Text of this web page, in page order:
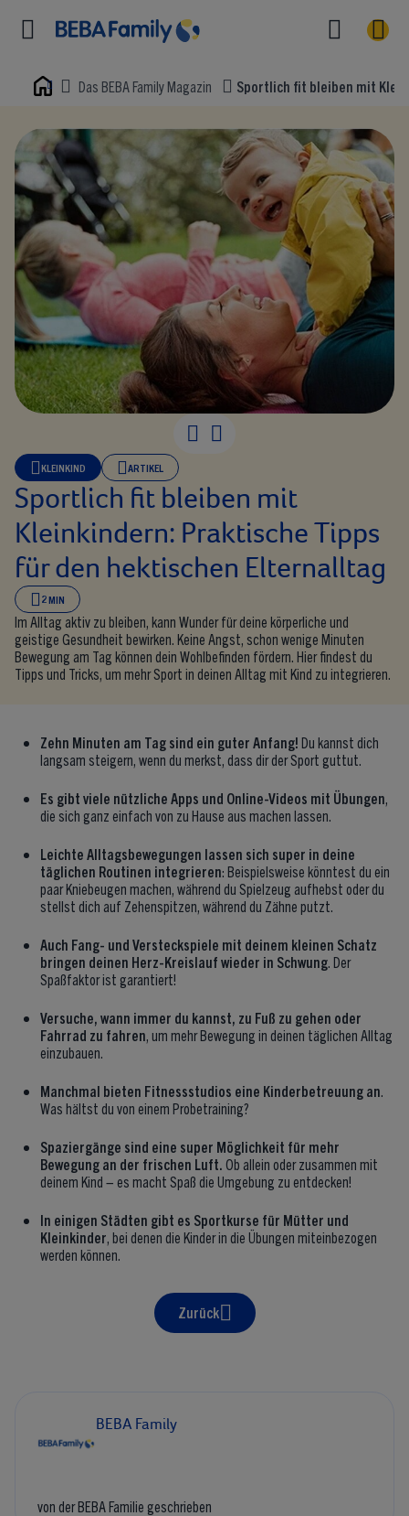
Home Das BEBA Family Magazin Sportlich fit bleiben mit
KLEINKIND ARTIKEL
Sportlich fit bleiben mit
Kleinkindern: Praktische Tipps
für den hektischen Elternalltag
2 MIN
Im Alltag aktiv zu bleiben, kann Wunder für deine körperliche und
geistige Gesundheit bewirken. Keine Angst, schon wenige Minuten
Bewegung am Tag können dein Wohlbefinden fördern. Hier findest du
Tipps und Tricks, um mehr Sport in deinen Alltag mit Kind zu integrieren.
Zehn Minuten am Tag sind ein guter Anfang! Du kannst dich
langsam steigern, wenn du merkst, dass dir der Sport guttut.
Es gibt viele nützliche Apps und Online-Videos mit Übungen
die sich ganz einfach von zu Hause aus machen lassen.
Leichte Alltagsbewegungen lassen sich super in deine
täglichen Routinen integrieren: Beispielsweise könntest du ein
paar Kniebeugen machen, während du Spielzeug aufhebst oder du
stellst dich auf Zehenspitzen, während du Zähne putzt.
Auch Fang- und Versteckspiele mit deinem kleinen Schatz
bringen deinen Herz-Kreislauf wieder in Schwung . Der
Spaßfaktor ist garantiert!
Versuche, wann immer du kannst, zu Fuß zu gehen oder
Fahrrad zu fahren , um mehr Bewegung in deinen täglichen Alltag
einzubauen.
Manchmal bieten Fitnessstudios eine Kinderbetreuung an
Was hältst du von einem Probetraining?
Spaziergänge sind eine super Möglichkeit für mehr
Bewegung an der frischen Luft. Ob allein oder zusammen mit
deinem Kind – es macht Spaß die Umgebung zu entdecken!
In einigen Städten gibt es Sportkurse für Mütter und
Kleinkinder , bei denen die Kinder in die Übungen miteinbezogen
werden können.
Zurück
BEBA Family
von der BEBA Familie geschrieben